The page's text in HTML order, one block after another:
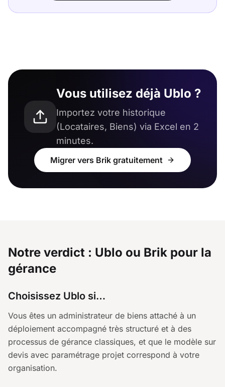
Vous utilisez déjà Ublo ?
Importez votre historique
(Locataires, Biens) via Excel en 2
minutes.
Migrer vers Brik gratuitement
Notre verdict : Ublo ou Brik pour la
gérance
Choisissez Ublo si…
Vous êtes un administrateur de biens attaché à un
déploiement accompagné très structuré et à des
processus de gérance classiques, et que le modèle sur
devis avec paramétrage projet correspond à votre
organisation.